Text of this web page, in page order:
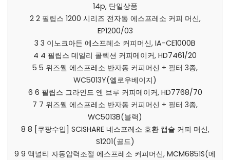
14p, 단일상품
22 필립스 1200 시리즈 전자동 에스프레소 커피 머신,
EP1200/03
3 3 이노크아든 에스프레소 커피머신, IA-CE1000B
4 4 필립스 데일리 콜렉션 커피메이커, HD7461/20
5 5 위즈웰 에스프레소 반자동 커피머신 + 필터 3종,
WC5013Y(옐로우베이지)
6 6 필립스 그라인드 앤 브루 커피메이커, HD7768/70
7 7 위즈웰 에스프레소 반자동 커피머신 + 필터 3종,
WC5013B(블랙)
8 8 [쿠팡수입] SCISHARE 네스프레소 호환 캡슐 커피 머신,
S1201(골드)
9 9 맥널티 자동압력조절 에스프레소 커피머신, MCM6851S(메